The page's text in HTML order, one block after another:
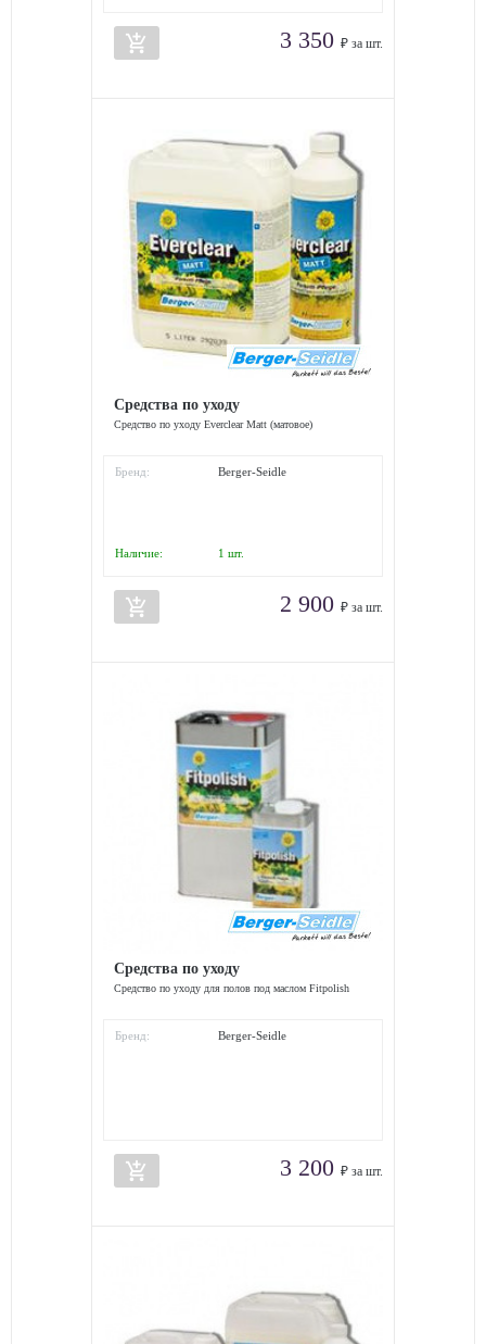
add_shopping_cart 3 350 ₽ за шт.
Средства по уходу
Средство по уходу Everclear Matt (матовое)
Бренд: Berger-Seidle
Наличие: 1 шт.
add_shopping_cart 2 900 ₽ за шт.
Средства по уходу
Средство по уходу для полов под маслом Fitpolish
Бренд: Berger-Seidle
add_shopping_cart 3 200 ₽ за шт.